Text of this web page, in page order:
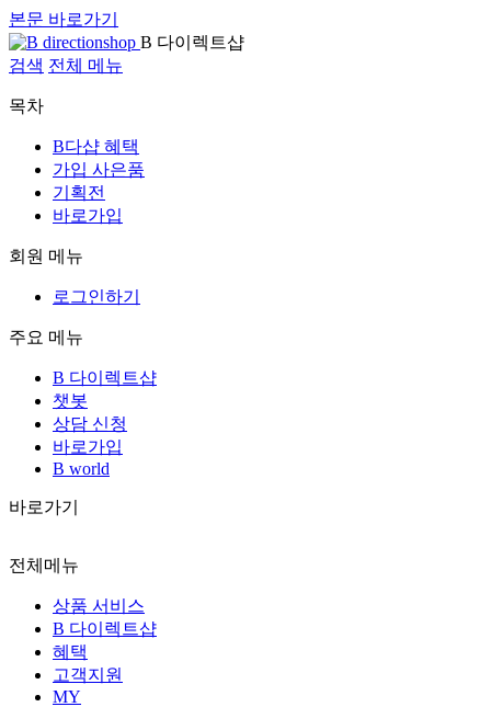
본문 바로가기
B 다이렉트샵
검색 전체 메뉴
목차
B다샵 혜택
가입 사은품
기획전
바로가입
회원 메뉴
로그인하기
주요 메뉴
B 다이렉트샵
챗봇
상담 신청
바로가입
B world
바로가기
전체메뉴
상품 서비스
B 다이렉트샵
혜택
고객지원
MY